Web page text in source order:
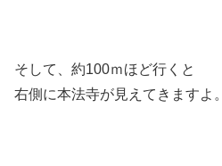
そして、約100ｍほど行くと
右側に本法寺が見えてきますよ。